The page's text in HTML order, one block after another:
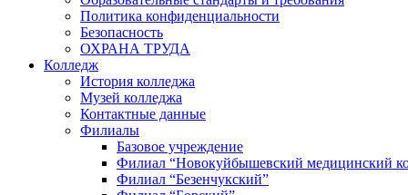
Политика конфиденциальности
Безопасность
ОХРАНА ТРУДА
Колледж
История колледжа
Музей колледжа
Контактные данные
Филиалы
Базовое учреждение
Филиал “Новокуйбышевский медицинский
Филиал “Безенчукский”